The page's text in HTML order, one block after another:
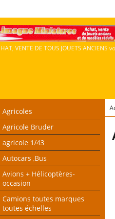
Agricoles
Agricole Bruder
agricole 1/43
Autocars ,Bus
Avions + Hélicoptères-
occasion
Camions toutes marques
toutes échelles